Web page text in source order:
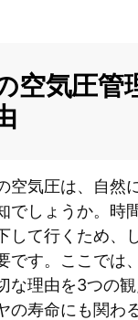
空気圧管
空気圧は、自然
でしょうか。時
して行くため、
です。ここでは
な理由を3つの
の寿命にも関わ